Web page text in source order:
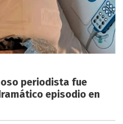
periodista fue
episodio en